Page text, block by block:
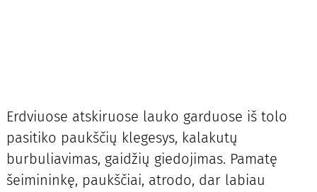
Erdviuose atskiruose lauko garduose iš tolo
pasitiko paukščių klegesys, kalakutų
burbuliavimas, gaidžių giedojimas. Pamatę
šeimininkę, paukščiai, atrodo, dar labiau